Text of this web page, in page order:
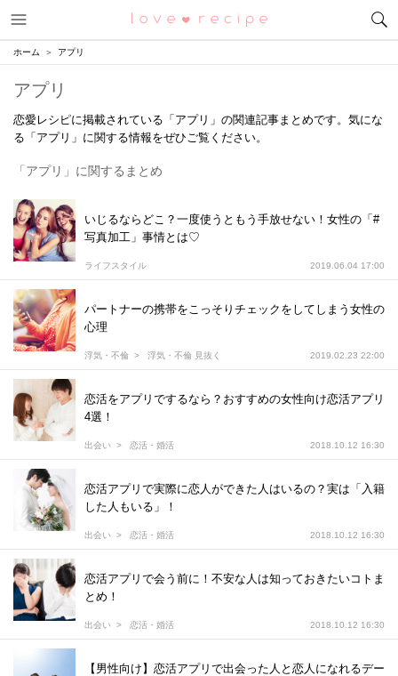
恋愛レシピ
ホーム アプリ
アプリ
恋愛レシピに掲載されている「アプリ」の関連記事まとめです。気にな
る「アプリ」に関する情報をぜひご覧ください。
「アプリ」に関するまとめ
いじるならどこ？一度使うともう手放せない！女性の「#
写真加工」事情とは♡
ライフスタイル 2019.06.04 17:00
パートナーの携帯をこっそりチェックをしてしまう女性の
心理
浮気・不倫 浮気・不倫 見抜く 2019.02.23 22:00
恋活をアプリでするなら？おすすめの女性向け恋活アプリ
4選！
出会い 恋活・婚活 2018.10.12 16:30
恋活アプリで実際に恋人ができた人はいるの？実は「入籍
した人もいる」！
出会い 恋活・婚活 2018.10.12 16:30
恋活アプリで会う前に！不安な人は知っておきたいコトま
とめ！
出会い 恋活・婚活 2018.10.12 16:30
【男性向け】恋活アプリで出会った人と恋人になれるデー